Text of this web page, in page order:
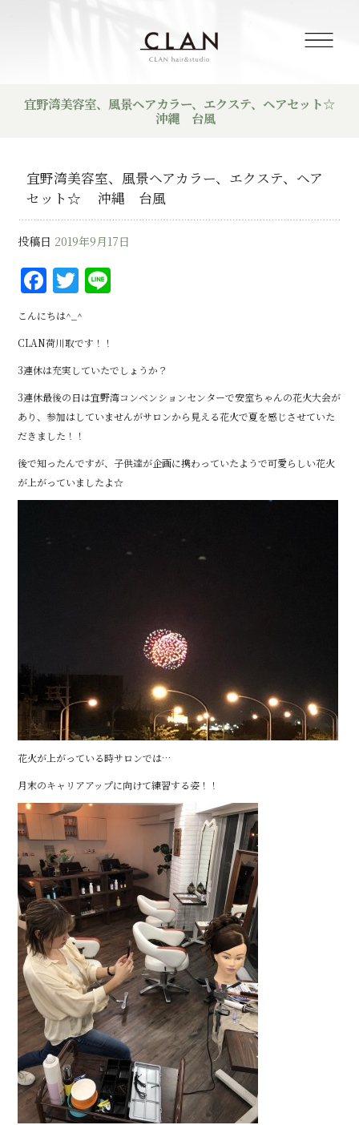
宜野湾美容室、風景ヘアカラー、エクステ、ヘアセット☆
沖縄 台風
宜野湾美容室、風景ヘアカラー、エクステ、ヘア
セット☆ 沖縄 台風
投稿日 2019年9月17日
F
a
c
e
b
o
o
k
T
w
it
te
r
こんにちは^_^
CLAN荷川取です！！
3連休は充実していたでしょうか？
3連休最後の日は宜野湾コンベンションセンターで安室ちゃんの花火大会が
あり、参加はしていませんがサロンから見える花火で夏を感じさせていた
だきました！！
後で知ったんですが、子供達が企画に携わっていたようで可愛らしい花火
が上がっていましたよ☆
花火が上がっている時サロンでは…
月末のキャリアアップに向けて練習する姿！！